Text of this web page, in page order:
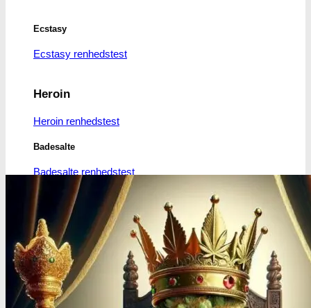
Ecstasy
Ecstasy renhedstest
Heroin
Heroin renhedstest
Badesalte
Badesalte renhedstest
LSD
LSD renhedstest
Benzodiazepiner
Benzoer renhedstest